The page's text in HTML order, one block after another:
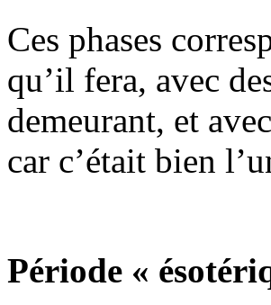
Ces phases
qu’il fera, avec
demeurant, et
car c’était bien
Période «